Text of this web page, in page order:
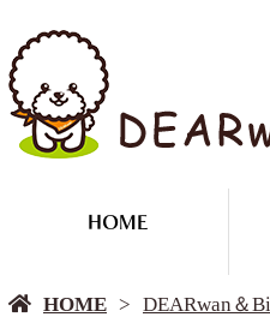
HOME
HOME DEARwan＆